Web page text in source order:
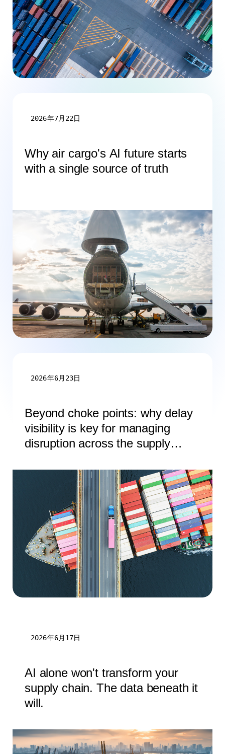
2026年7月22日
Why air cargo's AI future starts
with a single source of truth
2026年6月23日
Beyond choke points: why delay
visibility is key for managing
disruption across the supply
2026年6月17日
AI alone won't transform your
supply chain. The data beneath it
will.